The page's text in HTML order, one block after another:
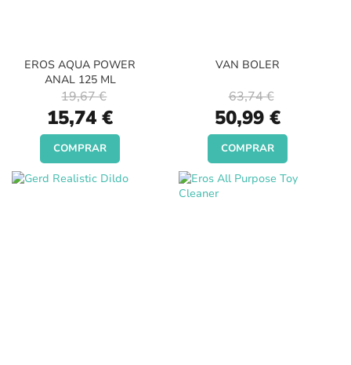
EROS AQUA POWER
ANAL 125 ML
Special
Price
15,74 €
19,67 €
COMPRAR
VAN BOLER
Special
Price
50,99 €
63,74 €
COMPRAR